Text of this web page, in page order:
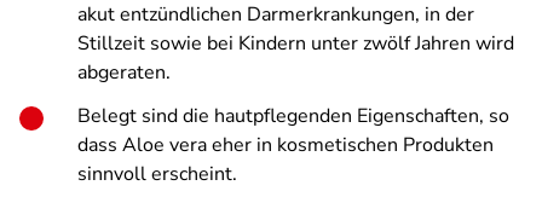
akut entzündlichen Darmerkrankungen, in der
Stillzeit sowie bei Kindern unter zwölf Jahren wird
abgeraten.
Belegt sind die hautpflegenden Eigenschaften, so
dass Aloe vera eher in kosmetischen Produkten
sinnvoll erscheint.